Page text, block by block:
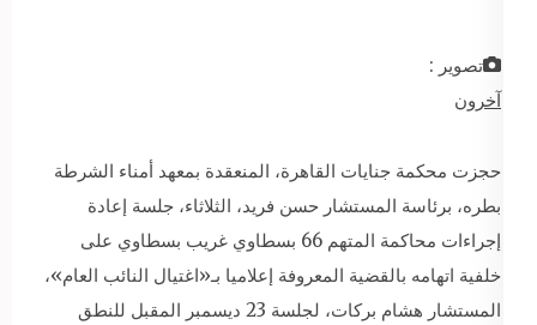
تصوير :
آخرون
حجزت محكمة جنايات القاهرة، المنعقدة بمعهد أمناء الشرطة
بطره، برئاسة المستشار حسن فريد، الثلاثاء، جلسة إعادة
إجراءات محاكمة المتهم 66 بسطاوي غريب بسطاوي على
خلفية اتهامه بالقضية المعروفة إعلاميا بـ«اغتيال النائب العام»،
المستشار هشام بركات، لجلسة 23 ديسمبر المقبل للنطق